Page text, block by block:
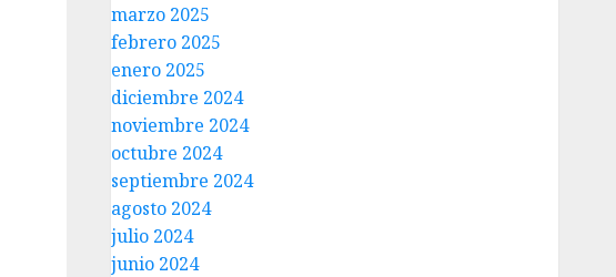
marzo 2025
febrero 2025
enero 2025
diciembre 2024
noviembre 2024
octubre 2024
septiembre 2024
agosto 2024
julio 2024
junio 2024